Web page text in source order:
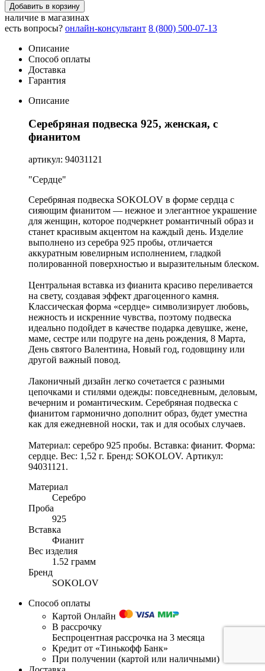
Добавить в корзину
наличие в магазинах
есть вопросы? онлайн-консультант 8 (800) 500-07-13
Описание
Способ оплаты
Доставка
Гарантия
Описание
Серебряная подвеска 925, женская, с
фианитом
артикул: 94031121
"Сердце"
Серебряная подвеска SOKOLOV в форме сердца с
сияющим фианитом — нежное и элегантное украшение
для женщин, которое подчеркнет романтичный образ и
станет красивым акцентом на каждый день. Изделие
выполнено из серебра 925 пробы, отличается
аккуратным ювелирным исполнением, гладкой
полированной поверхностью и выразительным блеском.
Центральная вставка из фианита красиво переливается
на свету, создавая эффект драгоценного камня.
Классическая форма «сердце» символизирует любовь,
нежность и искренние чувства, поэтому подвеска
идеально подойдет в качестве подарка девушке, жене,
маме, сестре или подруге на день рождения, 8 Марта,
День святого Валентина, Новый год, годовщину или
другой важный повод.
Лаконичный дизайн легко сочетается с разными
цепочками и стилями одежды: повседневным, деловым,
вечерним и романтическим. Серебряная подвеска с
фианитом гармонично дополнит образ, будет уместна
как для ежедневной носки, так и для особых случаев.
Материал: серебро 925 пробы. Вставка: фианит. Форма:
сердце. Вес: 1,52 г. Бренд: SOKOLOV. Артикул:
94031121.
Материал
Серебро
Проба
925
Вставка
Фианит
Вес изделия
1.52 грамм
Бренд
SOKOLOV
Способ оплаты
Картой Онлайн
В рассрочку
Беспроцентная рассрочка на 3 месяца
Кредит от «Тинькофф Банк»
При получении (картой или наличными)